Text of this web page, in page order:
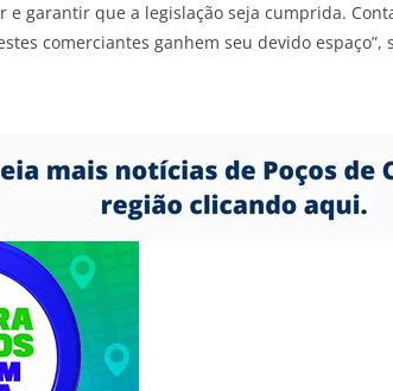
e garantir que a legislação seja cumprida.
comerciantes ganhem seu devido espaço”,